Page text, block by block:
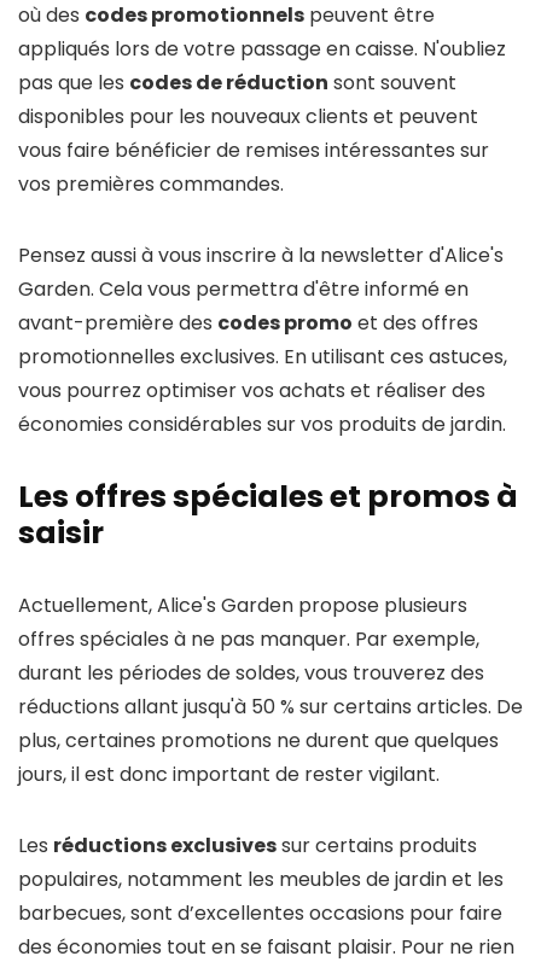
où des codes promotionnels peuvent être
appliqués lors de votre passage en caisse. N'oubliez
pas que les codes de réduction sont souvent
disponibles pour les nouveaux clients et peuvent
vous faire bénéficier de remises intéressantes sur
vos premières commandes.
Pensez aussi à vous inscrire à la newsletter d'Alice's
Garden. Cela vous permettra d'être informé en
avant-première des codes promo et des offres
promotionnelles exclusives. En utilisant ces astuces,
vous pourrez optimiser vos achats et réaliser des
économies considérables sur vos produits de jardin.
Les offres spéciales et promos à
saisir
Actuellement, Alice's Garden propose plusieurs
offres spéciales à ne pas manquer. Par exemple,
durant les périodes de soldes, vous trouverez des
réductions allant jusqu'à 50 % sur certains articles. De
plus, certaines promotions ne durent que quelques
jours, il est donc important de rester vigilant.
Les réductions exclusivessur certains produits
populaires, notamment les meubles de jardin et les
barbecues, sont d’excellentes occasions pour faire
des économies tout en se faisant plaisir. Pour ne rien